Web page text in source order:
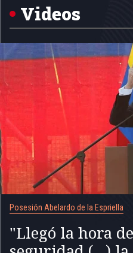
Videos
Posesión Abelardo de la Espriella
"Llegó la hora